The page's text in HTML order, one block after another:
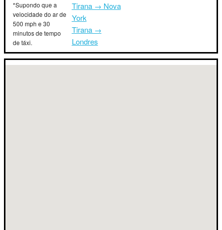
*Supondo que a
velocidade do ar de
500 mph e 30
minutos de tempo
de táxi.
Tirana → Nova
York
Tirana →
Londres